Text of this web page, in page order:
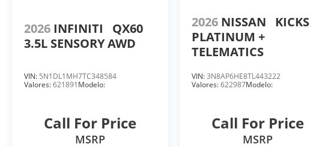
2026 INFINITI
QX60
3.5L SENSORY AWD
VIN: 5N1DL1MH7TC348584
Valores:621891Modelo:
Call For Price
MSRP
2026 NISSAN
KICKS
PLATINUM +
TELEMATICS
VIN:3N8AP6HE8TL443222
Valores:622987Modelo:
Call For Price
MSRP